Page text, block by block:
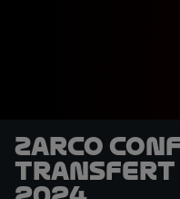
Zarco
transfert